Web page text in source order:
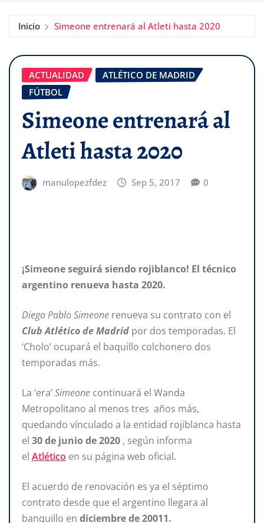
Inicio Simeone entrenará al Atleti hasta 2020
ACTUALIDAD
ATLÉTICO DE MADRID
FÚTBOL
Simeone entrenará al
Atleti hasta 2020
manulopezfdez Sep 5, 2017 0
¡Simeone seguirá siendo rojiblanco! El técnico
argentino renueva hasta 2020.
Diego Pablo Simeone renueva su contrato con el
Club Atlético de Madrid por dos temporadas. El
‘Cholo’ ocupará el baquillo colchonero dos
temporadas más.
La ‘era’Simeone continuará el Wanda
Metropolitano al menos tres años más,
quedando vínculado a la entidad rojiblanca hasta
el 30 de junio de 2020 , según informa
el Atlético en su página web oficial.
El acuerdo de renovación es ya el séptimo
contrato desde que el argentino llegara al
banquillo en diciembre de 20011.